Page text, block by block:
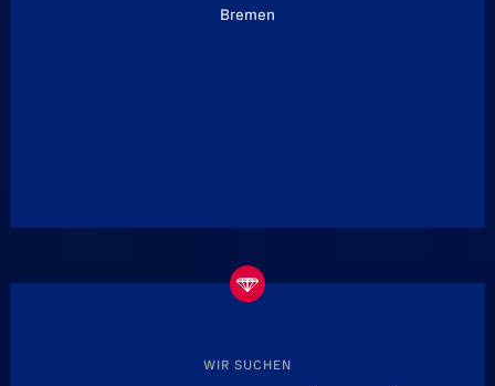
Bremen
WIR SUCHEN